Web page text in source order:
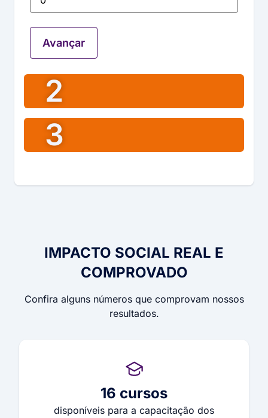
2
3
Avançar
IMPACTO SOCIAL REAL E
COMPROVADO
Confira alguns números que comprovam nossos
resultados.
16 cursos
disponíveis para a capacitação dos